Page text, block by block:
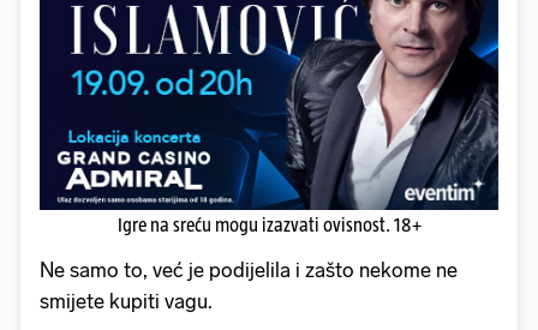
Igre na sreću mogu izazvati ovisnost. 18+
Ne samo to, već je podijelila i zašto nekome ne
smijete kupiti vagu.